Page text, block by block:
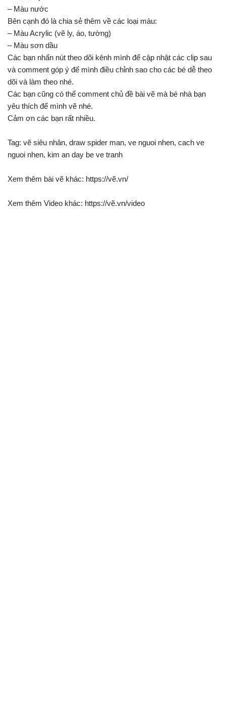
– Màu nước
Bên cạnh đó là chia sẻ thêm về các loại màu:
– Màu Acrylic (vẽ ly, áo, tường)
– Màu sơn dầu
Các bạn nhấn nút theo dõi kênh mình để cập nhật các clip sau
và comment góp ý để mình điều chỉnh sao cho các bé dễ theo
dõi và làm theo nhé.
Các bạn cũng có thể comment chủ đề bài vẽ mà bé nhà bạn
yêu thích để mình vẽ nhé.
Cảm ơn các bạn rất nhiều.
Tag: vẽ siêu nhân, draw spider man, ve nguoi nhen, cach ve
nguoi nhen, kim an day be ve tranh
Xem thêm bài vẽ khác: https://vẽ.vn/
Xem thêm Video khác: https://vẽ.vn/video